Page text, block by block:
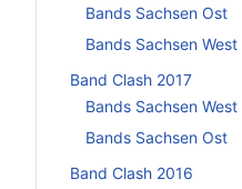
Bands Sachsen Ost
Bands Sachsen West
Band Clash 2017
Bands Sachsen West
Bands Sachsen Ost
Band Clash 2016